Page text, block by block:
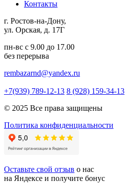
Контакты
г. Ростов-на-Дону,
ул. Орская, д. 17Г
пн-вс с 9.00 до 17.00
без перерыва
rembazarnd@yandex.ru
+7(939) 789-12-13 8 (928) 159-34-13
© 2025 Все права защищены
Политика конфиденциальности
Оставьте свой отзыв о нас
на Яндексе и получите бонус